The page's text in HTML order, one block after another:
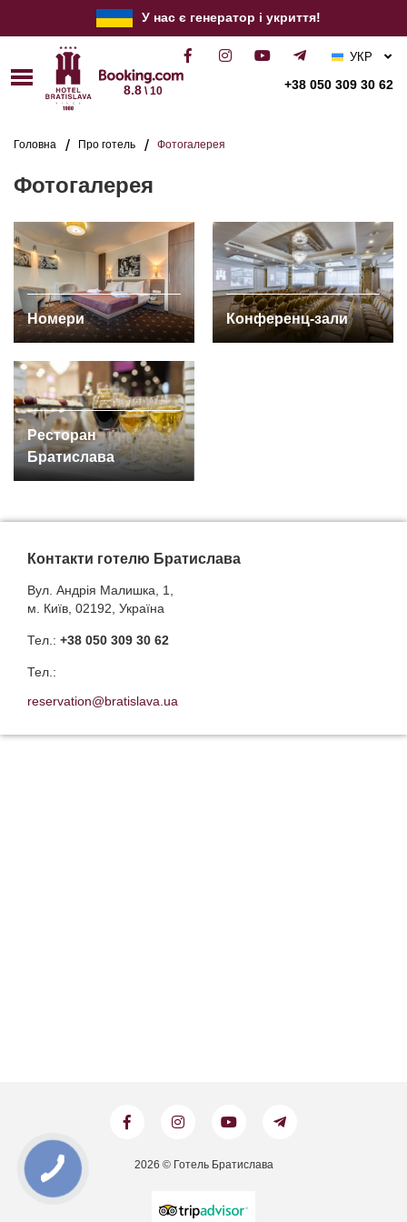
У нас є генератор і укриття!
8.8\ 10 +38 050 309 30 62
РУС
УКР
Головна Про готель Фотогалерея
Фотогалерея
Номери Конференц-зали
Ресторан
Братислава
Контакти готелю Братислава
Вул. Андрія Малишка, 1,
м. Київ, 02192, Україна
Тел.: +38 050 309 30 62
Тел.:
reservation@bratislava.ua
2026 © Готель Братислава